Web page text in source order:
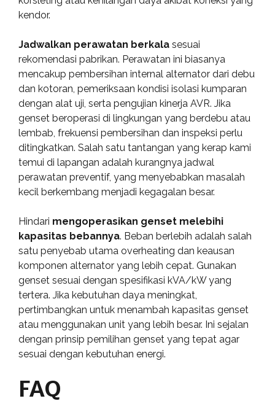
kendor.
Jadwalkan perawatan berkala sesuai
rekomendasi pabrikan. Perawatan ini biasanya
mencakup pembersihan internal alternator dari debu
dan kotoran, pemeriksaan kondisi isolasi kumparan
dengan alat uji, serta pengujian kinerja AVR. Jika
genset beroperasi di lingkungan yang berdebu atau
lembab, frekuensi pembersihan dan inspeksi perlu
ditingkatkan. Salah satu tantangan yang kerap kami
temui di lapangan adalah kurangnya jadwal
perawatan preventif, yang menyebabkan masalah
kecil berkembang menjadi kegagalan besar.
Hindari mengoperasikan genset melebihi
kapasitas bebannya. Beban berlebih adalah salah
satu penyebab utama overheating dan keausan
komponen alternator yang lebih cepat. Gunakan
genset sesuai dengan spesifikasi kVA/kW yang
tertera. Jika kebutuhan daya meningkat,
pertimbangkan untuk menambah kapasitas genset
atau menggunakan unit yang lebih besar. Ini sejalan
dengan prinsip pemilihan genset yang tepat agar
sesuai dengan kebutuhan energi.
FAQ